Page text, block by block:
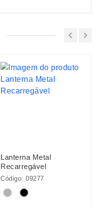
Lanterna Metal
Recarregável
Código: 09277